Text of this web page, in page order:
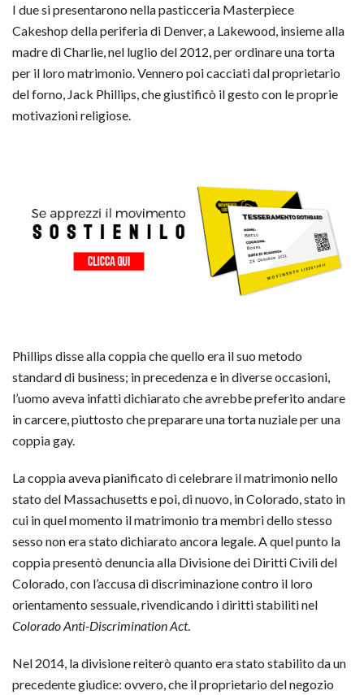
I due si presentarono nella pasticceria Masterpiece
Cakeshop della periferia di Denver, a Lakewood, insieme alla
madre di Charlie, nel luglio del 2012, per ordinare una torta
per il loro matrimonio. Vennero poi cacciati dal proprietario
del forno, Jack Phillips, che giustificò il gesto con le proprie
motivazioni religiose.
Phillips disse alla coppia che quello era il suo metodo
standard di business; in precedenza e in diverse occasioni,
l’uomo aveva infatti dichiarato che avrebbe preferito andare
in carcere, piuttosto che preparare una torta nuziale per una
coppia gay.
La coppia aveva pianificato di celebrare il matrimonio nello
stato del Massachusetts e poi, di nuovo, in Colorado, stato in
cui in quel momento il matrimonio tra membri dello stesso
sesso non era stato dichiarato ancora legale. A quel punto la
coppia presentò denuncia alla Divisione dei Diritti Civili del
Colorado, con l’accusa di discriminazione contro il loro
orientamento sessuale, rivendicando i diritti stabiliti nel
Colorado Anti-Discrimination Act.
Nel 2014, la divisione reiterò quanto era stato stabilito da un
precedente giudice: ovvero, che il proprietario del negozio